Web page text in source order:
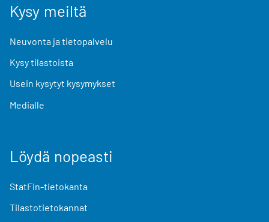
Kysy meiltä
Neuvonta ja tietopalvelu
Kysy tilastoista
Usein kysytyt kysymykset
Medialle
Löydä nopeasti
StatFin-tietokanta
Tilastotietokannat